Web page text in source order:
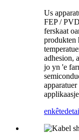
Us
FEP /
ferskaat
produkten
adhesion,
jo yn 'e
enkête